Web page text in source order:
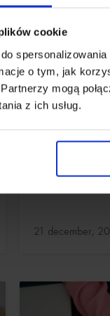
cookie
o tym, jak
mogą
z ich usług.
SCHOONHEID
Een goede
de flexibiliteit
Bijgewerkt:
21 december,